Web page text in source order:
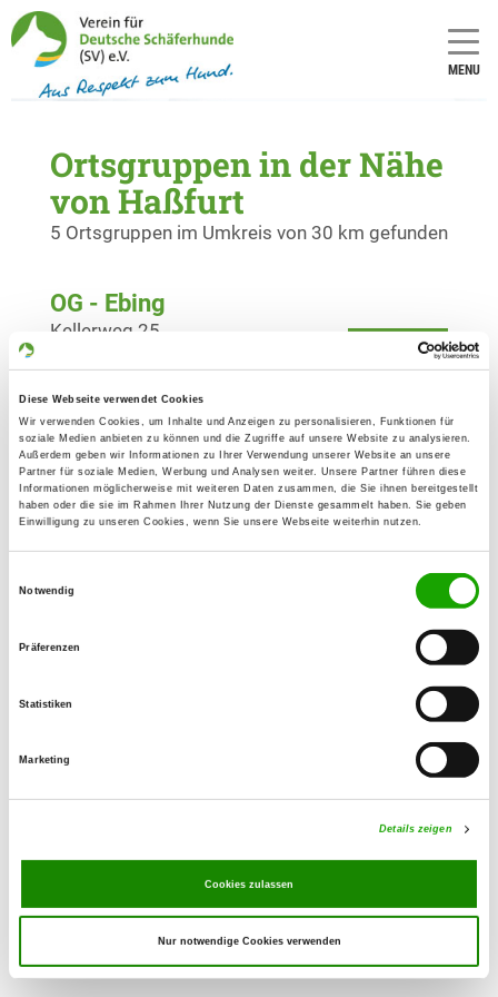
Diese Webseite verwendet Cookies
Wir verwenden Cookies, um Inhalte und Anzeigen zu personalisieren, Funktionen für
soziale Medien anbieten zu können und die Zugriffe auf unsere Website zu analysieren.
Außerdem geben wir Informationen zu Ihrer Verwendung unserer Website an unsere
Partner für soziale Medien, Werbung und Analysen weiter. Unsere Partner führen diese
Informationen möglicherweise mit weiteren Daten zusammen, die Sie ihnen bereitgestellt
haben oder die sie im Rahmen Ihrer Nutzung der Dienste gesammelt haben. Sie geben
Einwilligung zu unseren Cookies, wenn Sie unsere Webseite weiterhin nutzen.
Notwendig
Präferenzen
Statistiken
Marketing
Details zeigen
Cookies zulassen
Nur notwendige Cookies verwenden
MENU
Ortsgruppen in der Nähe
von Haßfurt
5 Ortsgruppen im Umkreis von 30 km gefunden
OG - Ebing
Details
Kellerweg 25
OG - Ermershausen
Details
Sportplatzweg
96126 Ermershausen
OG - Heubach
Details
Reutersbrunner Weg
Details
Euerbacher Str. 100
OG - Zeil a. Main
97475 Zeil am Main